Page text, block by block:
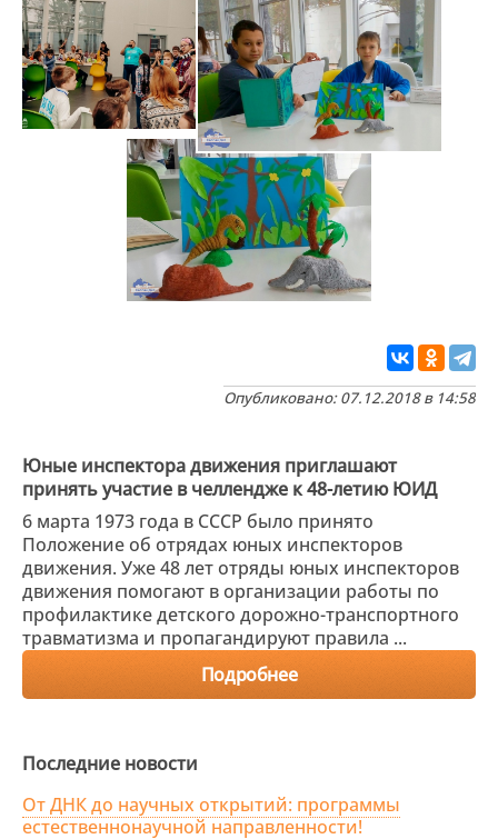
Опубликовано: 07.12.2018 в 14:58
Юные инспектора движения приглашают
принять участие в челлендже к 48-летию ЮИД
6 марта 1973 года в СССР было принято
Положение об отрядах юных инспекторов
движения. Уже 48 лет отряды юных инспекторов
движения помогают в организации работы по
профилактике детского дорожно-транспортного
травматизма и пропагандируют правила ...
Подробнее
Последние новости
От ДНК до научных открытий: программы
естественнонаучной направленности!